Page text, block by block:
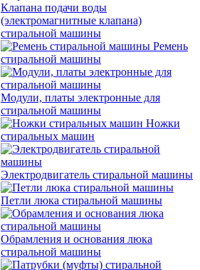
Клапана подачи воды
(электромагнитные клапана)
стиральной машины
Ремень
стиральной машины
Модули, платы электронные для
стиральной машины
Ножки
стиральных машин
Электродвигатель стиральной машины
Петли люка стиральной машины
Обрамления и основания люка
стиральной машины